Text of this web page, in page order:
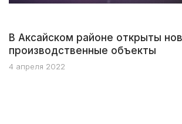
В Аксайском районе открыты
производственные объекты
4 апреля 2022